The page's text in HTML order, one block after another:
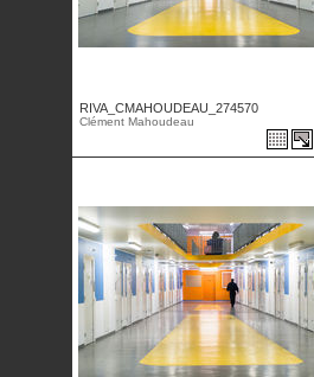
RIVA_CMAHOUDEAU_274570
Clément Mahoudeau